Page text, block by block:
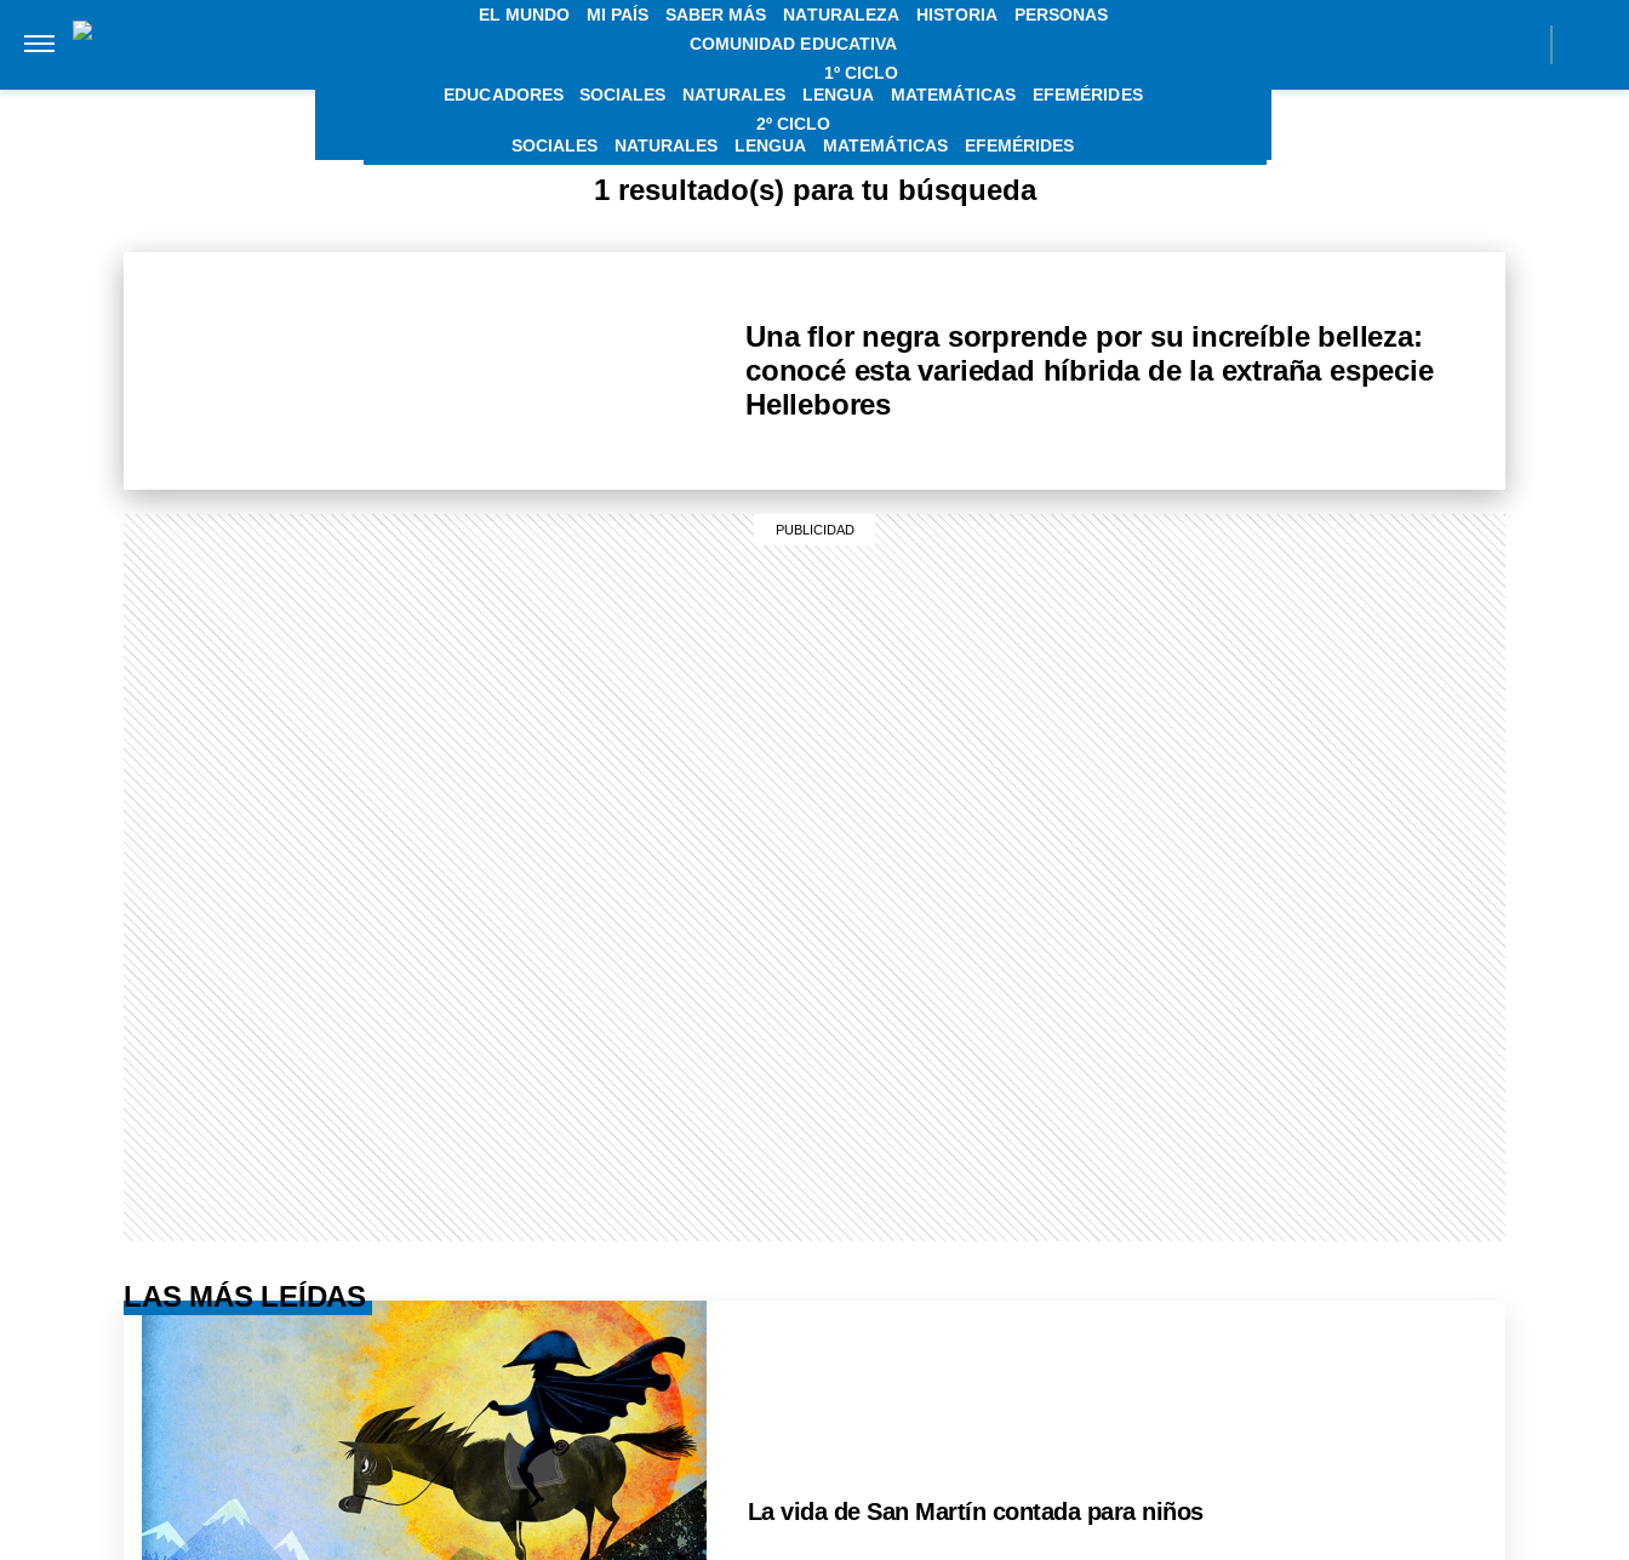
EL MUNDO MI PAÍS SABER MÁS NATURALEZA HISTORIA
PERSONAS
COMUNIDAD EDUCATIVA
EDUCADORES
1º CICLO
SOCIALES
NATURALES LENGUA MATEMÁTICAS
EFEMÉRIDES
2º CICLO
SOCIALES
NATURALES LENGUA MATEMÁTICAS EFEMÉRIDES
NOTICIAS SOBRE FLOR NEGRA
1 resultado(s) para tu búsqueda
Una flor negra sorprende por su increíble belleza:
conocé esta variedad híbrida de la extraña especie
Hellebores
LAS MÁS LEÍDAS
La vida de San Martín contada para niños